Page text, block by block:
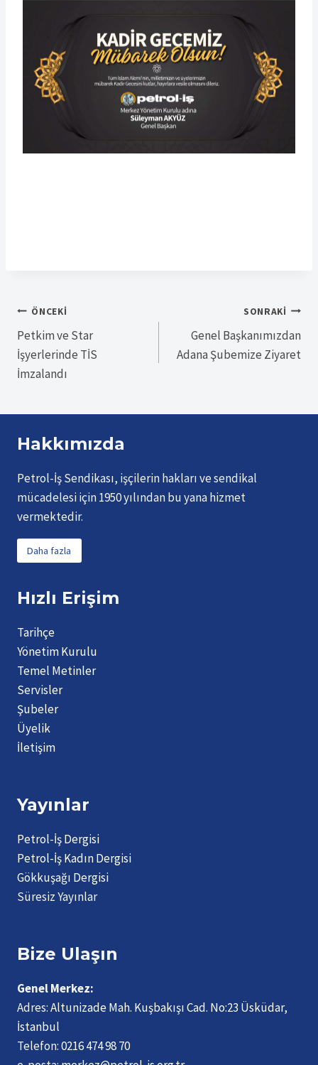
Yazı
gezinmesi
ÖNCEKI
Petkim ve Star
İşyerlerinde TİS
İmzalandı
SONRAKI
Genel Başkanımızdan
Adana Şubemize Ziyaret
Hakkımızda
Petrol-İş Sendikası, işçilerin hakları ve sendikal
mücadelesi için 1950 yılından bu yana hizmet
vermektedir.
Daha fazla
Hızlı Erişim
Tarihçe
Yönetim Kurulu
Temel Metinler
Servisler
Şubeler
Üyelik
İletişim
Yayınlar
Petrol-İş Dergisi
Petrol-İş Kadın Dergisi
Gökkuşağı Dergisi
Süresiz Yayınlar
Bize Ulaşın
Genel Merkez:
Adres:Altunizade Mah. Kuşbakışı Cad. No:23 Üsküdar,
İstanbul
Telefon:0216 474 98 70